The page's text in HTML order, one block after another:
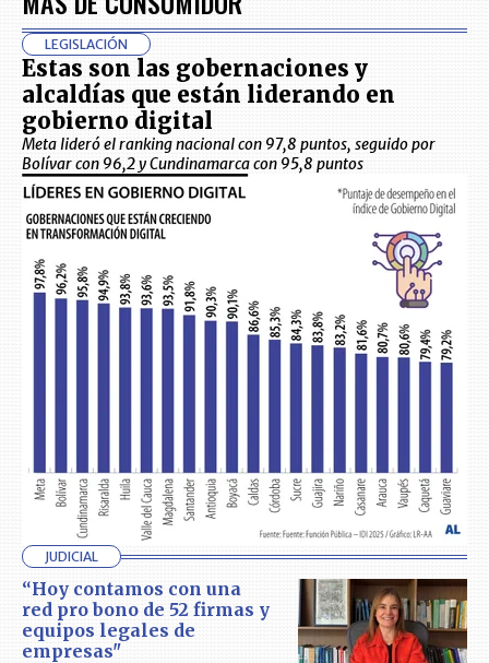
LEGISLACIÓN
Estas son las gobernaciones y
alcaldías que están liderando en
gobierno digital
Meta lideró el ranking nacional con 97,8 puntos, seguido por
Bolívar con 96,2 y Cundinamarca con 95,8 puntos
JUDICIAL
“Hoy contamos con una
red pro bono de 52 firmas y
equipos legales de
empresas"